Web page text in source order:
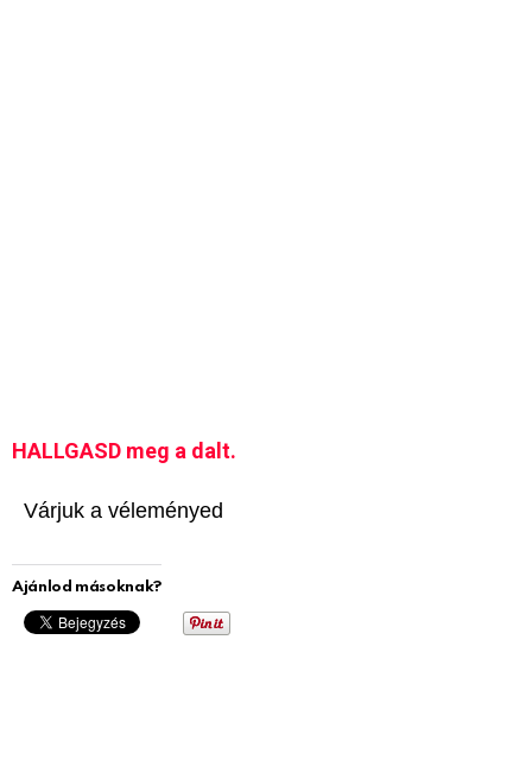
HALLGASD meg a dalt.
Várjuk a véleményed
Ajánlod másoknak?